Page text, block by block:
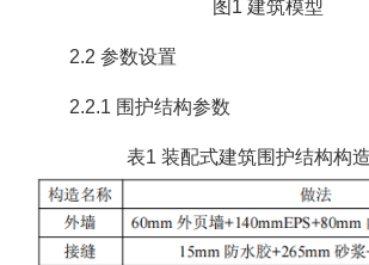
图1 建筑模型
2.2 参数设置
2.2.1 围护结构参数
表1 装配式建筑围护结构构